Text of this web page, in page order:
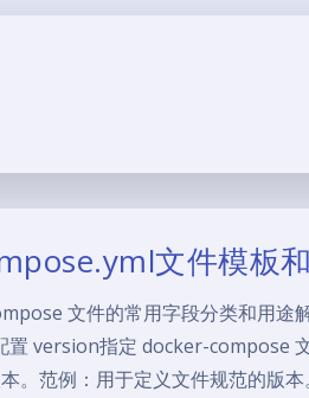
文件模板
文件的常用字段分类和用途
置 version指定 docker-compose
。范例：用于定义文件规范的版